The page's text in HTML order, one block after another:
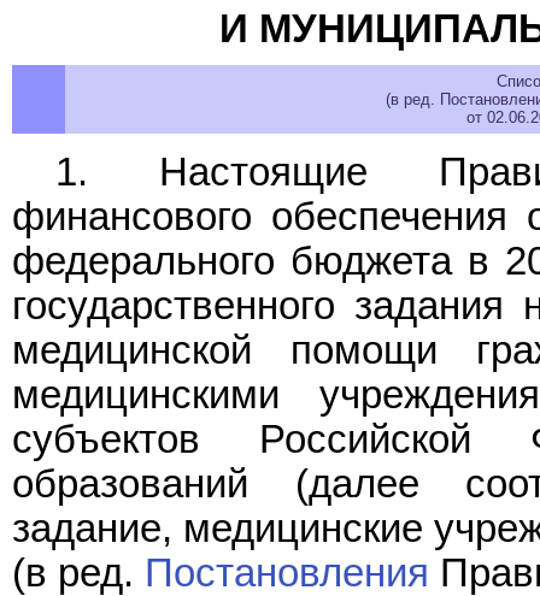
И
(в ред.
от
1. Настоящие
финансового обеспечения
федерального бюджета в
государственного задания
медицинской помощи
медицинскими
субъектов
образований (далее
задание, медицинские
(в ред. Постановления